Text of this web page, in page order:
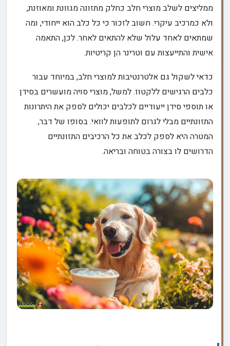
ממליצים לשלב מוצרי חלב כחלק מתזונה מגוונת ומאוזנת,
ולא כמרכיב עיקרי. חשוב לזכור כי כל כלב הוא ייחודי, ומה
שמתאים לאחד עלול שלא להתאים לאחר. לכן, התאמה
אישית והתייעצות עם וטרינר הן קריטיות.
כדאי לשקול גם אלטרנטיבות למוצרי חלב, במיוחד עבור
כלבים הרגישים ללקטוז. למשל, מוצרי סויה מועשרים בסידן
או תוספי סידן ייעודיים לכלבים יכולים לספק את היתרונות
התזונתיים מבלי לגרום לתופעות לוואי. בסופו של דבר,
המטרה היא לספק לכלב את כל הרכיבים התזונתיים
הדרושים לו בצורה בטוחה ובריאה.